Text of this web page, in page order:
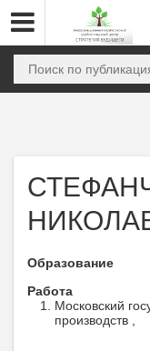
Образование
Работа
Московский
производств ,